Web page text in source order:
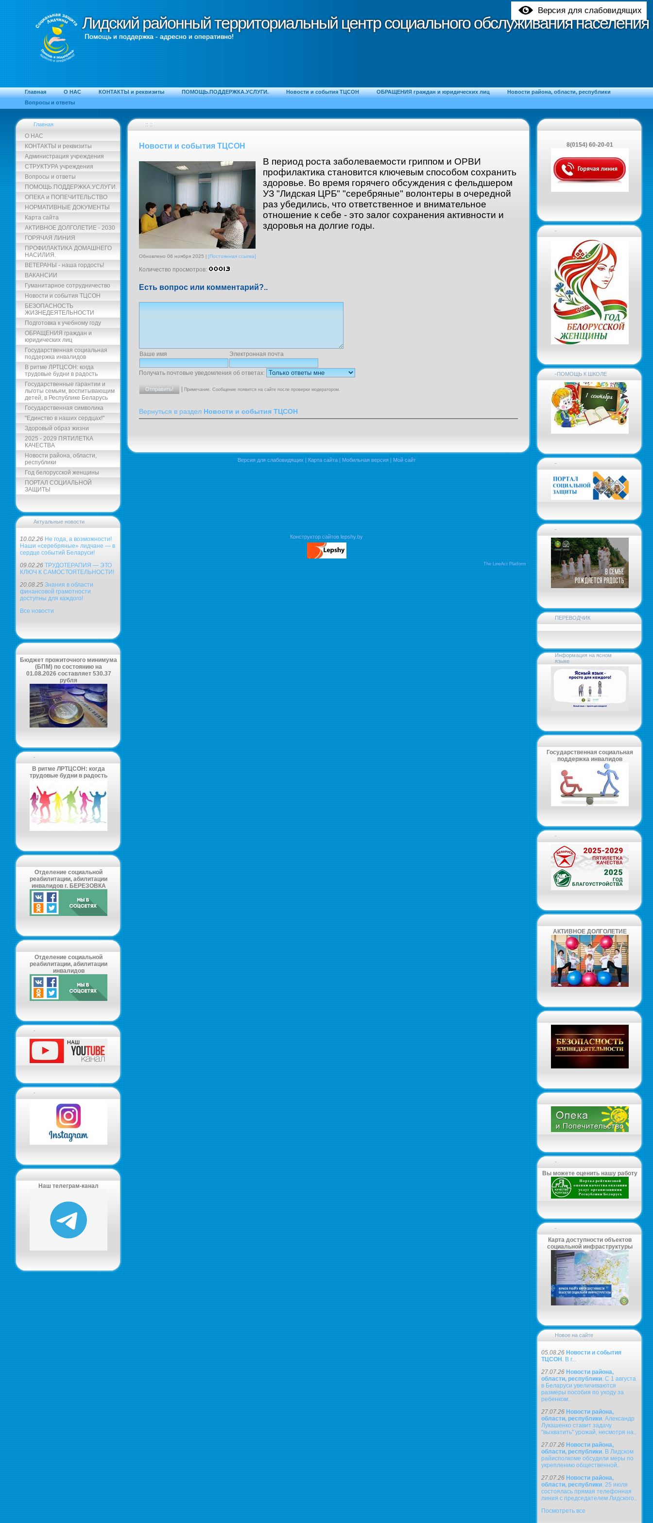
Версия для слабовидящих
Лидский районный территориальный центр социального обслуживания населения
Лидский районный территориальный центр социального обслуживания населения
Помощь и поддержка - адресно и оперативно!
Главная О НАС КОНТАКТЫ и реквизиты ПОМОЩЬ.ПОДДЕРЖКА.УСЛУГИ. Новости и события ТЦСОН ОБРАЩЕНИЯ граждан и юридических лиц
Новости района, области, республики
Вопросы и ответы
Главная
О НАС
КОНТАКТЫ и реквизиты
Администрация учреждения
СТРУКТУРА учреждения
Вопросы и ответы
ПОМОЩЬ.ПОДДЕРЖКА.УСЛУГИ.
ОПЕКА и ПОПЕЧИТЕЛЬСТВО
НОРМАТИВНЫЕ ДОКУМЕНТЫ
Карта сайта
АКТИВНОЕ ДОЛГОЛЕТИЕ - 2030
ГОРЯЧАЯ ЛИНИЯ
ПРОФИЛАКТИКА ДОМАШНЕГО
НАСИЛИЯ.
ВЕТЕРАНЫ - наша гордость!
ВАКАНСИИ
Гуманитарное сотрудничество
Новости и события ТЦСОН
БЕЗОПАСНОСТЬ
ЖИЗНЕДЕЯТЕЛЬНОСТИ
Подготовка к учебному году
ОБРАЩЕНИЯ граждан и
юридических лиц
Государственная социальная
поддержка инвалидов
В ритме ЛРТЦСОН: когда
трудовые будни в радость
Государственные гарантии и
льготы семьям, воспитывающим
детей, в Республике Беларусь
Государственная символика
"Единство в наших сердцах!"
Здоровый образ жизни
2025 - 2029 ПЯТИЛЕТКА
КАЧЕСТВА
Новости района, области,
республики
Год белорусской женщины
ПОРТАЛ СОЦИАЛЬНОЙ
ЗАЩИТЫ
Актуальные новости
10.02.26 Не года, а возможности!
Наши «серебряные» лидчане — в
сердце событий Беларуси!
09.02.26 ТРУДОТЕРАПИЯ — ЭТО
КЛЮЧ К САМОСТОЯТЕЛЬНОСТИ!
20.08.25 Знания в области
финансовой грамотности
доступны для каждого!
Все новости
Бюджет прожиточного минимума
(БПМ) по состоянию на
01.08.2026 составляет 530.37
рубля
-
В ритме ЛРТЦСОН: когда
трудовые будни в радость
Отделение социальной
реабилитации, абилитации
инвалидов г. БЕРЕЗОВКА
Отделение социальной
реабилитации, абилитации
инвалидов
-
-
Наш телеграм-канал
:: ::
Новости и события ТЦСОН
В период роста заболеваемости гриппом и ОРВИ
профилактика становится ключевым способом сохранить
здоровье. Во время горячего обсуждения с фельдшером
УЗ "Лидская ЦРБ" "серебряные" волонтеры в очередной
раз убедились, что ответственное и внимательное
отношение к себе - это залог сохранения активности и
здоровья на долгие годы.
Обновлено 06 ноября 2025 [Постоянная ссылка]
Количество просмотров:
Есть вопрос или комментарий?..
Ваше имя Электронная почта
Получать почтовые уведомления об ответах:
Примечание. Сообщение появится на сайте после проверки модератором.
Вернуться в раздел Новости и события ТЦСОН
Версия для слабовидящих | Карта сайта | Мобильная версия | Мой сайт
Конструктор сайтов lepshy.by
The LineAct Platform
8(0154) 60-20-01
-
-ПОМОЩЬ К ШКОЛЕ
-
-
ПЕРЕВОДЧИК
Информация на ясном
языке
Государственная социальная
поддержка инвалидов
-
АКТИВНОЕ ДОЛГОЛЕТИЕ
-
Вы можете оценить нашу работу
-
Карта доступности объектов
социальной инфраструктуры
Новое на сайте
05.08.26 Новости и события
ТЦСОН . В г...
27.07.26 Новости района,
области, республики. С 1 августа
в Беларуси увеличиваются
размеры пособия по уходу за
ребенком..
27.07.26 Новости района,
области, республики. Александр
Лукашенко ставит задачу
"выхватить" урожай, несмотря на..
27.07.26 Новости района,
области, республики. В Лидском
райисполкоме обсудили меры по
укреплению общественной..
27.07.26 Новости района,
области, республики. 25 июля
состоялась прямая телефонная
линия с председателем Лидского..
Посмотреть все